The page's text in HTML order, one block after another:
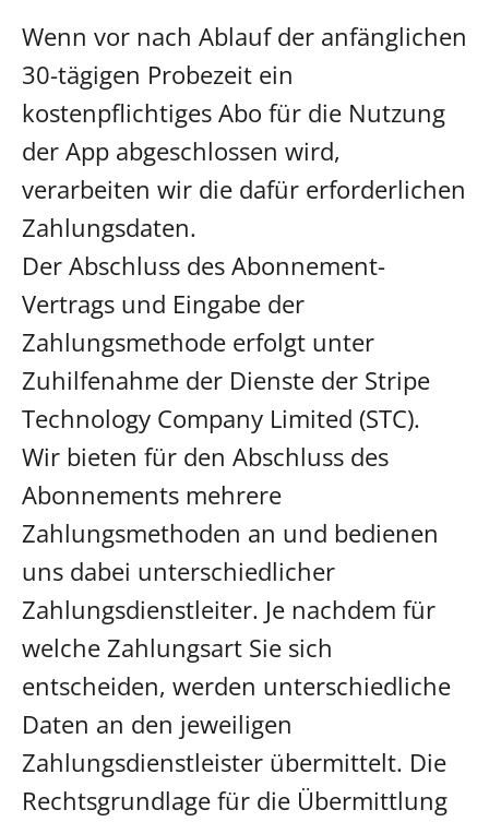
Wenn vor nach Ablauf der anfänglichen
30-tägigen Probezeit ein
kostenpflichtiges Abo für die Nutzung
der App abgeschlossen wird,
verarbeiten wir die dafür erforderlichen
Zahlungsdaten.
Der Abschluss des Abonnement-
Vertrags und Eingabe der
Zahlungsmethode erfolgt unter
Zuhilfenahme der Dienste der Stripe
Technology Company Limited (STC).
Wir bieten für den Abschluss des
Abonnements mehrere
Zahlungsmethoden an und bedienen
uns dabei unterschiedlicher
Zahlungsdienstleiter. Je nachdem für
welche Zahlungsart Sie sich
entscheiden, werden unterschiedliche
Daten an den jeweiligen
Zahlungsdienstleister übermittelt. Die
Rechtsgrundlage für die Übermittlung